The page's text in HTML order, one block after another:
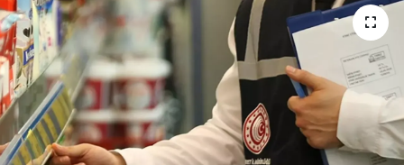
Tarihçe
Resmi İlanlar
Söyleşi